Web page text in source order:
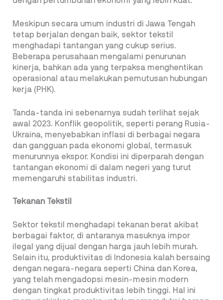
Meskipun secara umum industri di Jawa Tengah
tetap berjalan dengan baik, sektor tekstil
menghadapi tantangan yang cukup serius.
Beberapa perusahaan mengalami penurunan
kinerja, bahkan ada yang terpaksa menghentikan
operasional atau melakukan pemutusan hubungan
kerja (PHK).
Tanda-tanda ini sebenarnya sudah terlihat sejak
awal 2023. Konflik geopolitik, seperti perang Rusia-
Ukraina, menyebabkan inflasi di berbagai negara
dan gangguan pada ekonomi global, termasuk
menurunnya ekspor. Kondisi ini diperparah dengan
tantangan ekonomi di dalam negeri yang turut
memengaruhi stabilitas industri.
Tekanan Tekstil
Sektor tekstil menghadapi tekanan berat akibat
berbagai faktor, di antaranya masuknya impor
ilegal yang dijual dengan harga jauh lebih murah.
Selain itu, produktivitas di Indonesia kalah bersaing
dengan negara-negara seperti China dan Korea,
yang telah mengadopsi mesin-mesin modern
dengan tingkat produktivitas lebih tinggi. Hal ini